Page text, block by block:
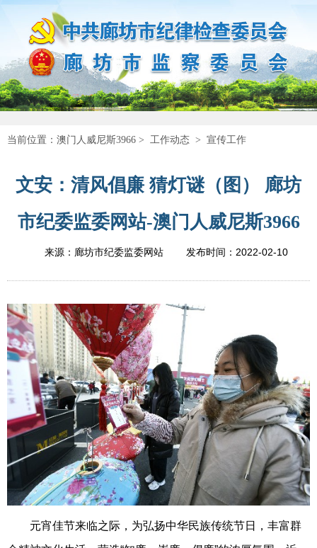
当前位置： 澳门人威尼斯3966 > 工作动态 > 宣传工作
文安：清风倡廉 猜灯谜（图） 廊坊
市纪委监委网站-澳门人威尼斯3966
来源：廊坊市纪委监委网站 发布时间： 2022-02-10
元宵佳节来临之际，为弘扬中华民族传统节日，丰富群